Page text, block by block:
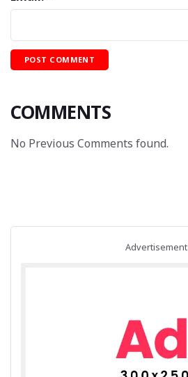
COMMENTS
No Previous Comments found.
Advertisement